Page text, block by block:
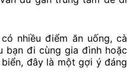
nhiều điểm ăn uống, cà
bạn đi cùng gia đình hoặc
đây là một gợi ý đáng